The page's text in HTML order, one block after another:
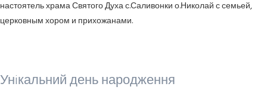
настоятель храма Святого Духа с.Саливонки о.Николай с семьей,
церковным хором и прихожанами.
Унiкальний день народження